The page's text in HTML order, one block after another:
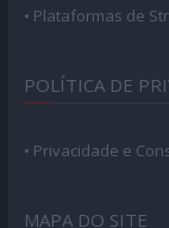
• Plataformas de
POLÍTICA DE
• Privacidade e
MAPA DO SITE